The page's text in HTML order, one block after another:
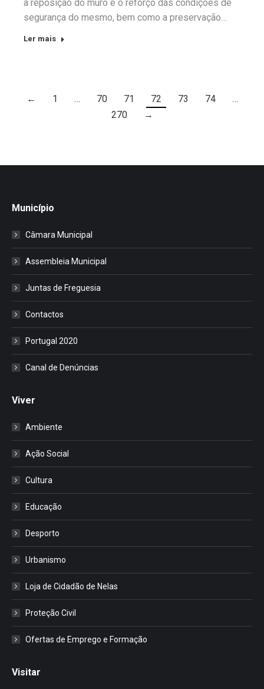
a reposição do muro e o reforço das condições de
segurança do mesmo, bem como a preservação…
Ler mais
← 1 … 70 71 72 73 74
…
270
→
Município
Câmara Municipal
Assembleia Municipal
Juntas de Freguesia
Contactos
Portugal 2020
Canal de Denúncias
Viver
Ambiente
Ação Social
Cultura
Educação
Desporto
Urbanismo
Loja de Cidadão de Nelas
Proteção Civil
Ofertas de Emprego e Formação
Visitar